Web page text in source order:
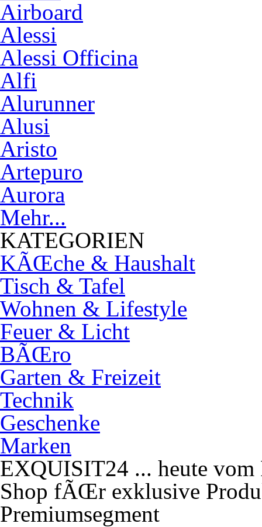
Airboard
Alessi
Alessi Officina
Alfi
Alurunner
Alusi
Aristo
Artepuro
Aurora
Mehr...
KATEGORIEN
KÃŒche & Haushalt
Tisch & Tafel
Wohnen & Lifestyle
Feuer & Licht
BÃŒro
Garten & Freizeit
Technik
Geschenke
Marken
EXQUISIT24 ... heute vom
Shop fÃŒr exklusive
Premiumsegment